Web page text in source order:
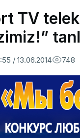
TV
/ 13.06.2014 748